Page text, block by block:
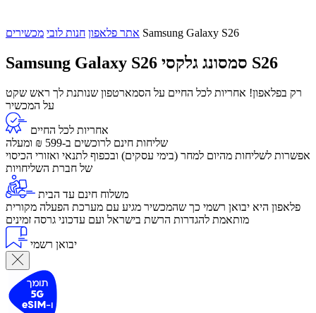
אתר פלאפון חנות לובי מכשירים Samsung Galaxy S26
Samsung Galaxy S26 סמסונג גלקסי S26
רק בפלאפון! אחריות לכל החיים על הסמארטפון שנותנת לך ראש שקט
על המכשיר
אחריות לכל החיים
שליחות חינם לרוכשים ב-599 ₪ ומעלה
​אפשרות לשליחות מהיום למחר (בימי עסקים) ובכפוף לתנאי ואזורי הכיסוי
של חברת השליחויות
משלוח חינם עד הבית
פלאפון היא יבואן רשמי כך שהמכשיר מגיע עם מערכת הפעלה מקורית
מותאמת להגדרות הרשת בישראל ועם עדכוני גרסה זמינים
יבואן רשמי